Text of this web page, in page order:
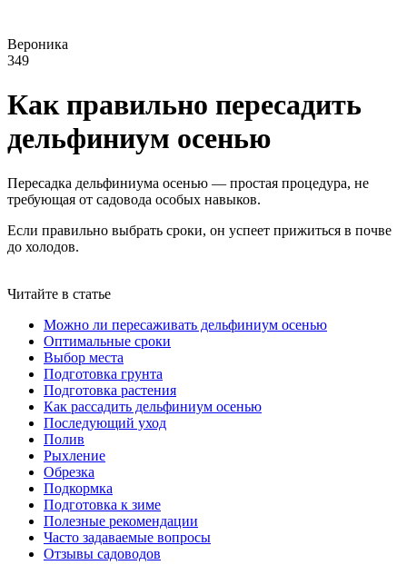
Вероника
349
Как правильно пересадить
дельфиниум осенью
Пересадка дельфиниума осенью — простая процедура, не
требующая от садовода особых навыков.
Если правильно выбрать сроки, он успеет прижиться в почве
до холодов.
Читайте в статье
Можно ли пересаживать дельфиниум осенью
Оптимальные сроки
Выбор места
Подготовка грунта
Подготовка растения
Как рассадить дельфиниум осенью
Последующий уход
Полив
Рыхление
Обрезка
Подкормка
Подготовка к зиме
Полезные рекомендации
Часто задаваемые вопросы
Отзывы садоводов